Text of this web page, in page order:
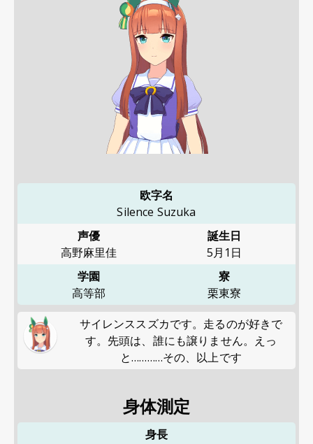
欧字名
Silence Suzuka
声優
高野麻里佳
誕生日
5月1日
学園
高等部
寮
栗東寮
サイレンススズカです。走るのが好きで
す。先頭は、誰にも譲りません。えっ
と…………その、以上です
身体測定
身長